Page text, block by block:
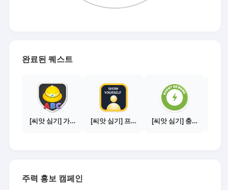
완료된 퀘스트
[씨앗 심기] 가이드보기 - 매체별 활동 가이드 [씨앗 심기] 프로필 사진 등록하기 [씨앗 심기] 충전소에서 이벤트 1건 이상 참여하기
주력 홍보 캠페인